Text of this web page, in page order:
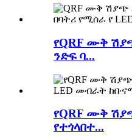
የQRF ሙቅ
ንድፍ ባ...
የQRF ሙቅ
የተጎላበተ...